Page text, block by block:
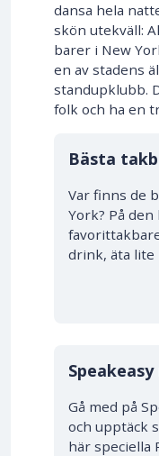
dansa hela
skön utekväll:
barer i New
en av stadens
standupklubb.
folk och ha en
Bästa
Var finns de
York? På
drink, äta lite
Gå med på
och upptäck
här speciella